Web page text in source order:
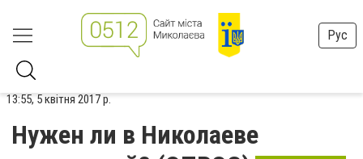
Рус
13:55, 5 квітня 2017 р.
Нужен ли в Николаеве